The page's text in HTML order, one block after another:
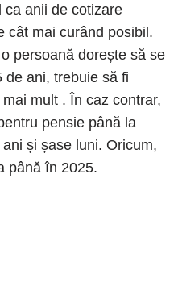
ca anii de cotizare
cât mai curând posibil.
persoană dorește să se
de ani, trebuie să fi
mult . În caz contrar,
pensie până la
și șase luni. Oricum,
până în 2025.